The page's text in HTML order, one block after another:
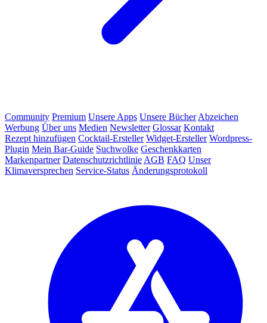
Community Premium Unsere Apps Unsere Bücher Abzeichen
Werbung Über uns Medien Newsletter Glossar Kontakt
Rezept hinzufügen Cocktail-Ersteller Widget-Ersteller Wordpress-
Plugin Mein Bar-Guide Suchwolke Geschenkkarten
Markenpartner Datenschutzrichtlinie AGB FAQ Unser
Klimaversprechen Service-Status Änderungsprotokoll